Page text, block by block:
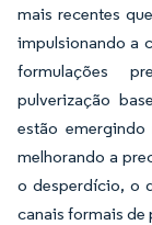
mais recentes
impulsionando a
formulações
pulverização
estão
melhorando a
o desperdício, o
canais formais de